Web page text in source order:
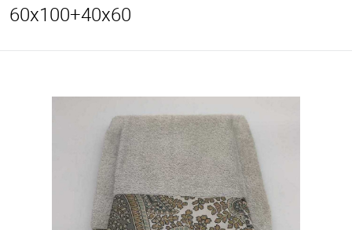
60х100+40х60